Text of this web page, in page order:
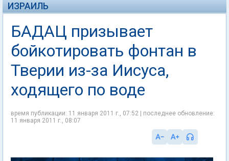
ИЗРАИЛЬ
БАДАЦ призывает
бойкотировать фонтан в
Тверии из-за Иисуса,
ходящего по воде
время публикации: 11 января 2011 г., 07:52 | последнее обновление:
11 января 2011 г., 08:07